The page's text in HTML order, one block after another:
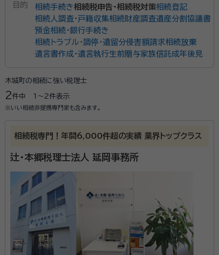
目的 相続手続き相続税申告・相続税対策相続登記
相続人調査・戸籍収集相続財産調査遺産分割協議書
預金相続・銀行手続き
相続トラブル・調停・遺留分侵害額請求相続放棄
遺言書作成・遺言執行生前贈与家族信託成年後見
木城町の相続に強い税理士
2件中 1〜2件表示
※いい相続非提携専門家も含みます。
相続税専門！年間6,000件超の実績 業界トップクラス
辻・本郷税理士法人 延岡事務所